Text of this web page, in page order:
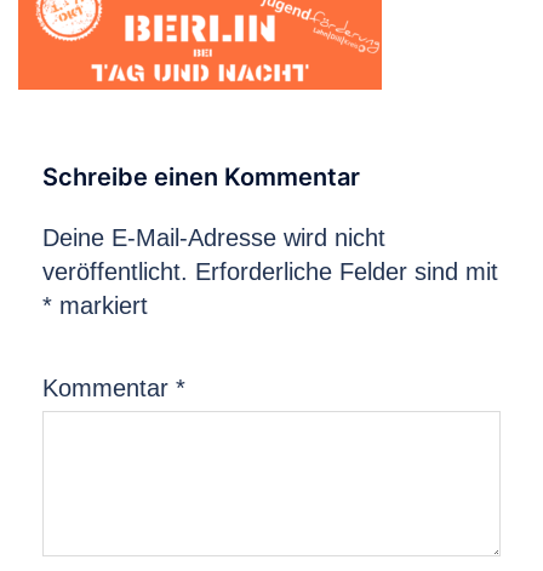
Schreibe einen Kommentar
Deine E-Mail-Adresse wird nicht
veröffentlicht. Erforderliche Felder sind mit
* markiert
Kommentar *